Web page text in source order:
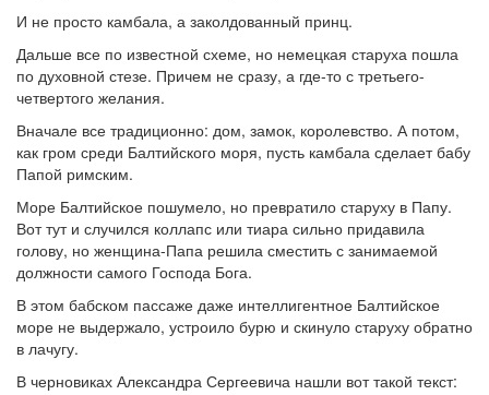
И не просто камбала, а заколдованный принц.
Дальше все по известной схеме, но немецкая старуха пошла
по духовной стезе. Причем не сразу, а где-то с третьего-
четвертого желания.
Вначале все традиционно: дом, замок, королевство. А потом,
как гром среди Балтийского моря, пусть камбала сделает бабу
Папой римским.
Море Балтийское пошумело, но превратило старуху в Папу.
Вот тут и случился коллапс или тиара сильно придавила
голову, но женщина-Папа решила сместить с занимаемой
должности самого Господа Бога.
В этом бабском пассаже даже интеллигентное Балтийское
море не выдержало, устроило бурю и скинуло старуху обратно
в лачугу.
В черновиках Александра Сергеевича нашли вот такой текст: